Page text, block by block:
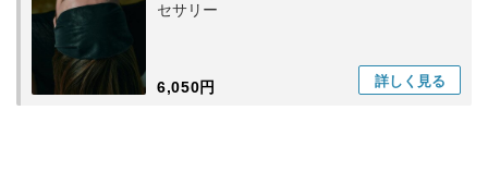
セサリー
6,050円 詳しく 見る